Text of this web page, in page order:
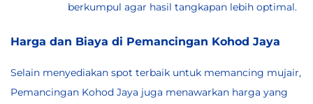
berkumpul agar hasil tangkapan lebih optimal.
Harga dan Biaya di Pemancingan Kohod Jaya
Selain menyediakan spot terbaik untuk memancing mujair,
Pemancingan Kohod Jaya juga menawarkan harga yang